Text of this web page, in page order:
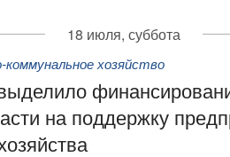
18 июля, суббота
хозяйство
на поддержку